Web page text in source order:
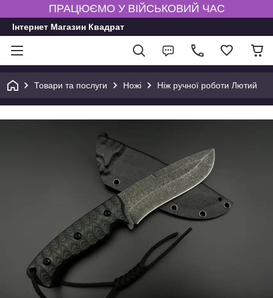
ПРАЦЮЄМО У ВІЙСЬКОВИЙ ЧАС
Інтернет Магазин Квадрат
Товари та послуги Ножі Ніж ручної роботи Лютий